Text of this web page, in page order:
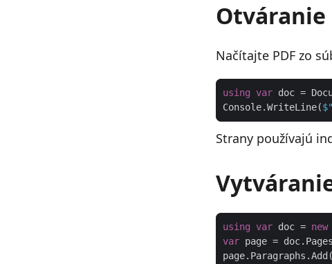
Načítajte PDF zo
using var doc =
Console.WriteLine(
Strany používajú
using var doc = new
var
page.Paragraphs.Add(